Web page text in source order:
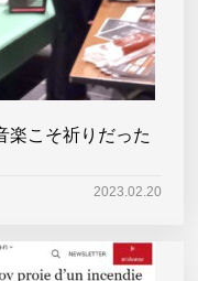
楽こそ祈りだった
2023.02.20